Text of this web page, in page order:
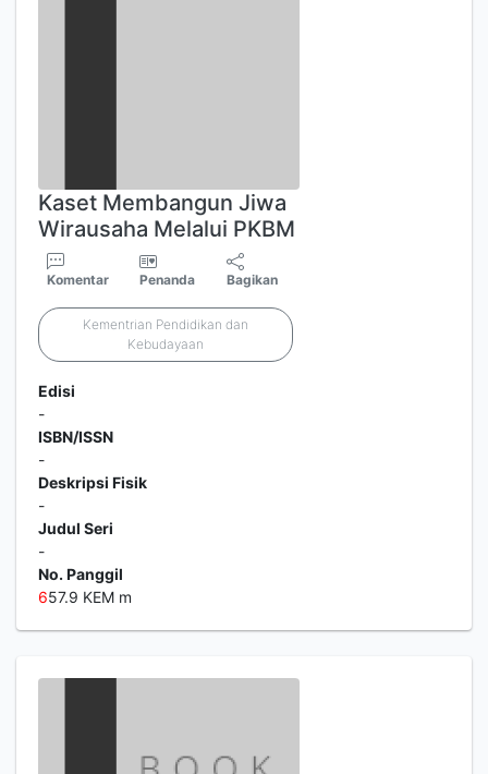
Kaset Membangun Jiwa
Wirausaha Melalui PKBM
Komentar Penanda Bagikan
Kementrian Pendidikan dan
Kebudayaan
Edisi
-
ISBN/ISSN
-
Deskripsi Fisik
-
Judul Seri
-
No. Panggil
657.9 KEM m